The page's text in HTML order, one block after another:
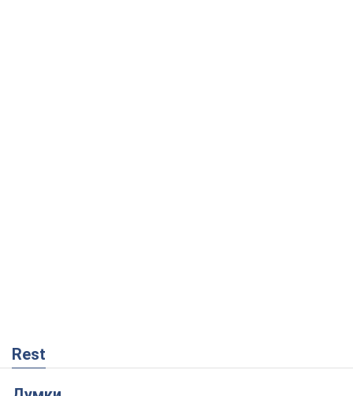
Rest